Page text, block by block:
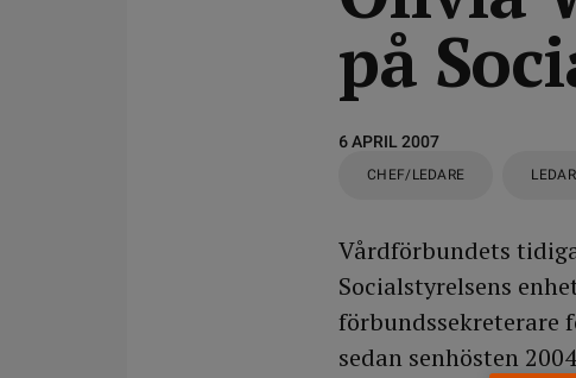
på
6 APRIL 2007
CHEF/LEDARE
Vårdförbundets
Socialstyrelsens
förbundssekreterare
sedan senhösten